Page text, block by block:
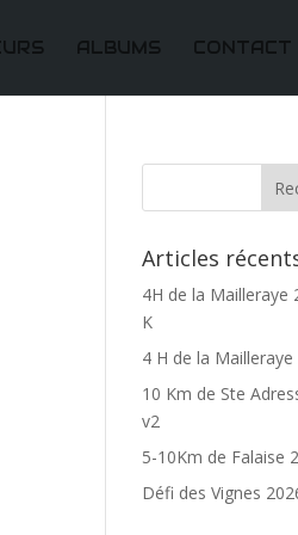
ALBUMS CONTACT
Articles
4H de la Mailleraye
K
4 H de la Mailleraye
10 Km de Ste
v2
5-10Km de Falaise
Défi des Vignes